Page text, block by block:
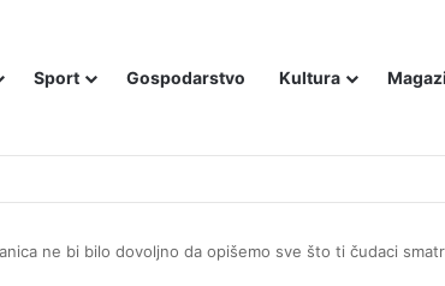
Sport Gospodarstvo Kultura
Šimića lisice i medijski linč
ne bi bilo dovoljno da opišemo sve što ti čudaci